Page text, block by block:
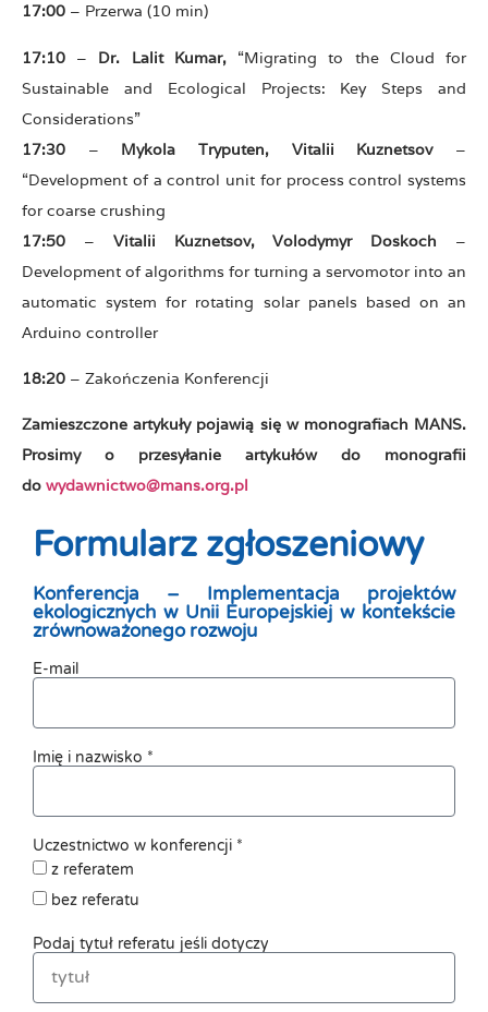
17:00 – Przerwa (10 min)
17:10 – Dr. Lalit Kumar, “Migrating to the Cloud for
Sustainable and Ecological Projects: Key Steps and
Considerations”
17:30 – Mykola Tryputen, Vitalii Kuznetsov –
“Development of a control unit for process control systems
for coarse crushing
17:50 – Vitalii Kuznetsov, Volodymyr Doskoch –
Development of algorithms for turning a servomotor into an
automatic system for rotating solar panels based on an
Arduino controller
18:20 – Zakończenia Konferencji
Zamieszczone artykuły pojawią się w monografiach MANS.
Prosimy o przesyłanie artykułów do monografii
do wydawnictwo@mans.org.pl
Formularz zgłoszeniowy
Konferencja – Implementacja projektów
ekologicznych w Unii Europejskiej w kontekście
zrównoważonego rozwoju
E-mail
Imię i nazwisko *
Uczestnictwo w konferencji *
z referatem
bez referatu
Podaj tytuł referatu jeśli dotyczy